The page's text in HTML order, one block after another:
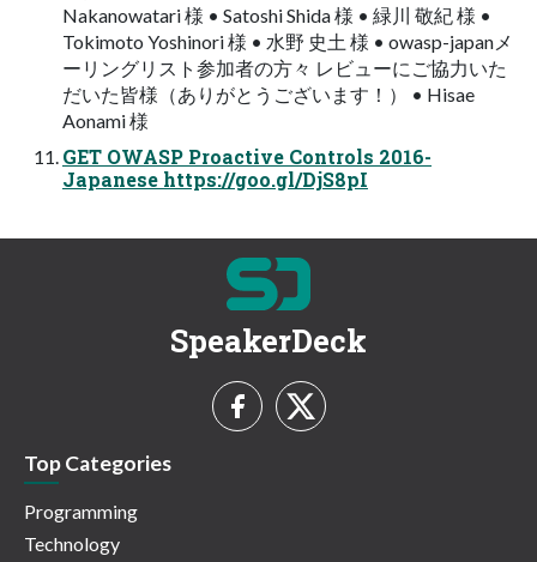
Nakanowatari 様 • Satoshi Shida 様 • 緑川 敬紀 様 •
Tokimoto Yoshinori 様 • 水野 史土 様 • owasp-japanメ
ーリングリスト参加者の方々 レビューにご協力いた
だいた皆様（ありがとうございます！） • Hisae
Aonami 様
GET OWASP Proactive Controls 2016-
Japanese https://goo.gl/DjS8pI
SpeakerDeck
Top Categories
Programming
Technology